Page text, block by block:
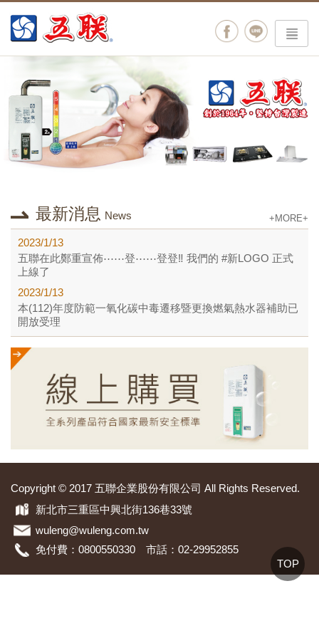
menu
最新消息 News +MORE+
2023/1/13
五聯在此鄭重宣佈⋯⋯登⋯⋯登登‼ 我們的 #新LOGO 正式
上線了
2023/1/13
本(112)年度防範一氧化碳中毒遷移暨更換燃氣熱水器補助已
開放受理
Copyright © 2017 五聯企業股份有限公司 All Rights Reserved.
新北市三重區中興北街136巷33號
wuleng@wuleng.com.tw
免付費：0800550330 市話：02-29952855
TOP